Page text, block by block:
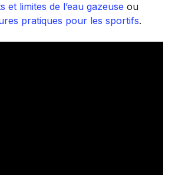
et limites de l’eau gazeuse ou
pratiques pour les sportifs.